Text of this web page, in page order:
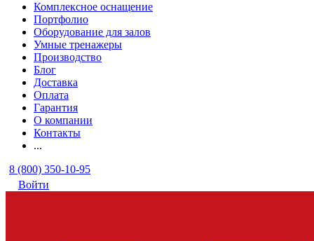
Комплексное оснащение
Портфолио
Оборудование для залов
Умные тренажеры
Производство
Блог
Доставка
Оплата
Гарантия
О компании
Контакты
...
8 (800) 350-10-95
Войти